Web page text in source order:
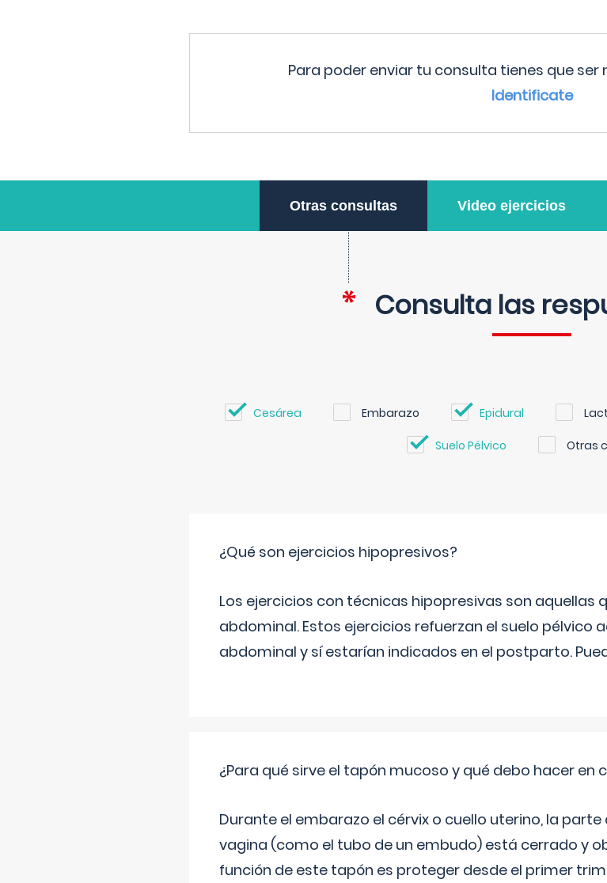
Para poder enviar tu consulta tienes que ser
Identificate
Otras consultas Video ejercicios
Consulta las
Cesárea Embarazo Epidural
Suelo Pélvico Otras
¿Qué son ejercicios hipopresivos?
Los ejercicios con técnicas hipopresivas son aquellas
abdominal. Estos ejercicios refuerzan el suelo pélvico
abdominal y sí estarían indicados en el postparto.
¿Para qué sirve el tapón mucoso y qué debo hacer en
Durante el embarazo el cérvix o cuello uterino, la
vagina (como el tubo de un embudo) está cerrado y
función de este tapón es proteger desde el primer